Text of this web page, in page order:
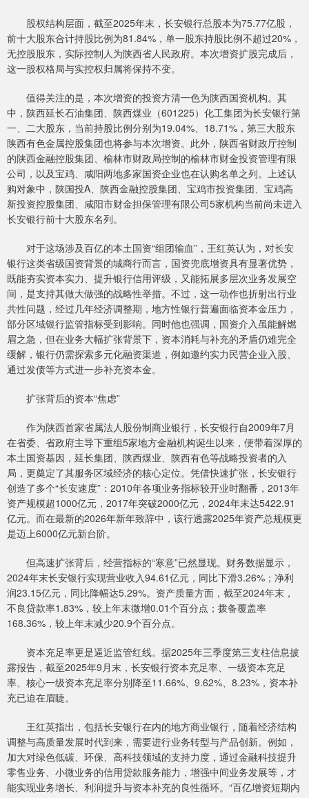
股权结构层面，截至2025年末，长安银行总股本为75.77亿股，
前十大股东合计持股比例为81.84%，单一股东持股比例不超过20%，
无控股股东，实际控制人为陕西省人民政府。本次增资扩股完成后，
这一股权格局与实控权归属将保持不变。
值得关注的是，本次增资的投资方清一色为陕西国资机构。其
中，陕西延长石油集团、陕西煤业（601225）化工集团为长安银行第
一、二大股东，当前持股比例分别为19.04%、18.71%，第三大股东
陕西有色金属控股集团也将参与本次增资。此外，陕西省财政厅控制
的陕西金融控股集团、榆林市财政局控制的榆林市财金投资管理有限
公司，以及宝鸡、咸阳两地多家国资企业也在认购名单之列。上述认
购对象中，陕国投A、陕西金融控股集团、宝鸡市投资集团、宝鸡高
新投资控股集团、咸阳市财金担保管理有限公司5家机构当前尚未进入
长安银行前十大股东名列。
对于这场涉及百亿的本土国资“组团输血”，王红英认为，对长安
银行这类省级国资背景的城商行而言，国资兜底增资具有显著优势，
既能夯实资本实力、提升银行信用评级，又能拓展多层次业务发展空
间，是支持其做大做强的战略性举措。不过，这一动作也折射出行业
共性问题，经过几年经济调整期，地方性银行普遍面临资本金压力，
部分区域银行监管指标受到影响。同时他也强调，国资介入虽能解燃
眉之急，但在业务大幅扩张背景下，资本消耗与补充的矛盾仍难完全
缓解，银行仍需探索多元化融资渠道，例如邀约实力民营企业入股、
通过发债等方式进一步补充资本金。
扩张背后的资本“焦虑”
作为陕西首家省属法人股份制商业银行，长安银行自2009年7月
在省委、省政府主导下重组5家地方金融机构诞生以来，便带着深厚的
本土国资基因，延长集团、陕西煤业、陕西有色等战略投资者的入
局，更奠定了其服务区域经济的核心定位。凭借快速扩张，长安银行
创造了多个“长安速度”：2010年各项业务指标较开业时翻番，2013年
资产规模超1000亿元，2017年突破2000亿元，2024年末达5422.91
亿元。而在最新的2026年新年致辞中，该行透露2025年资产总规模更
是迈上6000亿元新台阶。
但高速扩张背后，经营指标的“寒意”已然显现。财务数据显示，
2024年末长安银行实现营业收入94.61亿元，同比下滑3.26%；净利
润23.15亿元，同比降幅达5.29%。资产质量方面，截至2024年末，
不良贷款率1.83%，较上年末微增0.01个百分点；拨备覆盖率
168.36%，较上年末减少20.9个百分点。
资本充足率更是逼近监管红线。据2025年三季度第三支柱信息披
露报告，截至2025年9月末，长安银行资本充足率、一级资本充足
率、核心一级资本充足率分别降至11.66%、9.62%、8.23%，资本补
充已迫在眉睫。
王红英指出，包括长安银行在内的地方商业银行，随着经济结构
调整与高质量发展时代到来，需要进行业务转型与产品创新。例如，
加大对绿色低碳、环保、高科技领域的支持力度，通过金融科技提升
零售业务、小微业务的信用贷款服务能力，增强中间业务发展等，才
能实现业务增长、利润提升与资本补充的良性循环。“百亿增资短期内